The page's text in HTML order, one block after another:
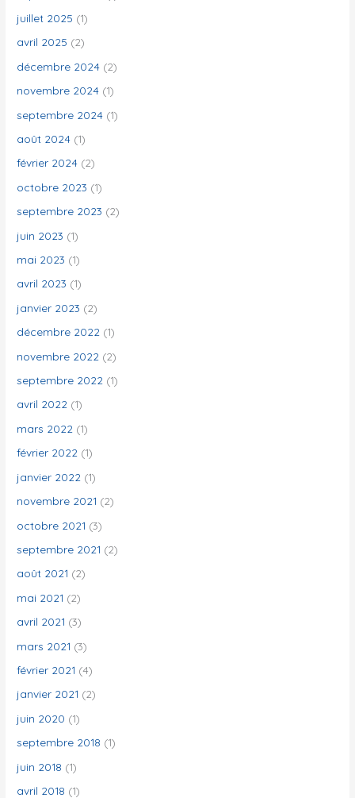
:
juillet 2025 (1)
avril 2025 (2)
décembre 2024 (2)
novembre 2024 (1)
septembre 2024 (1)
août 2024 (1)
février 2024 (2)
octobre 2023 (1)
septembre 2023 (2)
juin 2023 (1)
mai 2023 (1)
avril 2023 (1)
janvier 2023 (2)
décembre 2022 (1)
novembre 2022 (2)
septembre 2022 (1)
avril 2022 (1)
mars 2022 (1)
février 2022 (1)
janvier 2022 (1)
novembre 2021 (2)
octobre 2021 (3)
septembre 2021 (2)
août 2021 (2)
mai 2021 (2)
avril 2021 (3)
mars 2021 (3)
février 2021 (4)
janvier 2021 (2)
juin 2020 (1)
septembre 2018 (1)
juin 2018 (1)
avril 2018 (1)